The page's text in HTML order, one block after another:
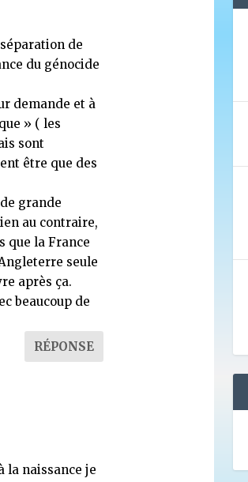
de
du génocide
demande et à
» ( les
sont
être que des
grande
au contraire,
que la France
seule
après ça.
beaucoup de
RÉPONSE
la naissance je